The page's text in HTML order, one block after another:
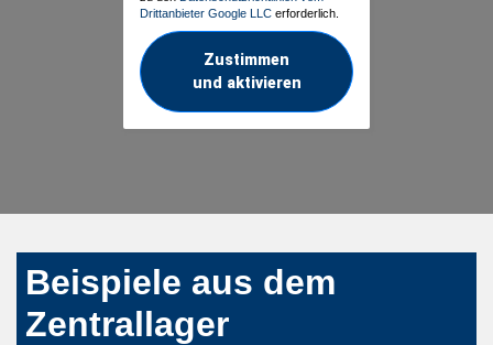
Drittanbieter Google LLC erforderlich.
Zustimmen
und aktivieren
Beispiele aus dem
Zentrallager